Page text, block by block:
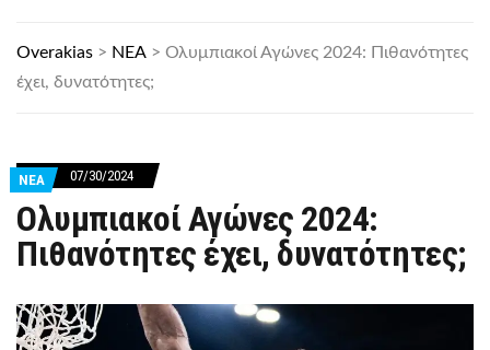
Overakias > ΝΕΑ > Ολυμπιακοί Αγώνες 2024: Πιθανότητες
έχει, δυνατότητες;
ΝΕΑ 07/30/2024
Ολυμπιακοί Αγώνες 2024:
Πιθανότητες έχει, δυνατότητες;